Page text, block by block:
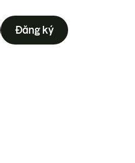
Đăng ký